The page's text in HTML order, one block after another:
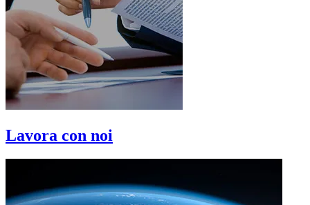
Lavora con noi